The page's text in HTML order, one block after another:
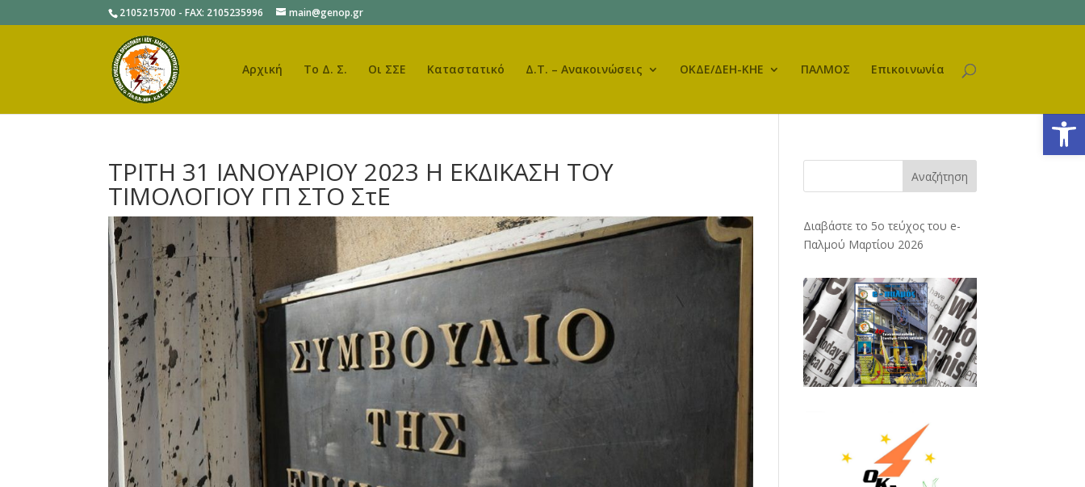
2105215700 - FAX: 2105235996 main@genop.gr
Αρχική Το Δ. Σ. Οι ΣΣΕ Καταστατικό Δ.Τ. – Ανακοινώσεις ΟΚΔΕ/ΔΕΗ-ΚΗΕ ΠΑΛΜΟΣ Επικοινωνία
ΤΡΙΤΗ 31 ΙΑΝΟΥΑΡΙΟΥ 2023 Η ΕΚΔΙΚΑΣΗ ΤΟΥ
ΤΙΜΟΛΟΓΙΟΥ ΓΠ ΣΤΟ ΣτΕ
Αναζήτηση
Διαβάστε το 5ο τεύχος του e-
Παλμού Μαρτίου 2026